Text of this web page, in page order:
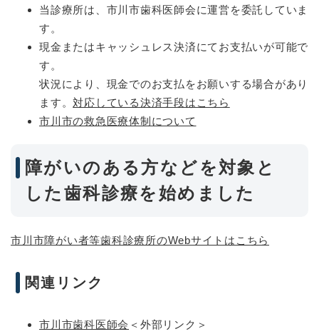
当診療所は、市川市歯科医師会に運営を委託していま
す。
現金またはキャッシュレス決済にてお支払いが可能で
す。
状況により、現金でのお支払をお願いする場合があり
ます。対応している決済手段はこちら
市川市の救急医療体制について
障がいのある方などを対象と
した歯科診療を始めました
市川市障がい者等歯科診療所のWebサイトはこちら
関連リンク
市川市歯科医師会 ＜外部リンク＞